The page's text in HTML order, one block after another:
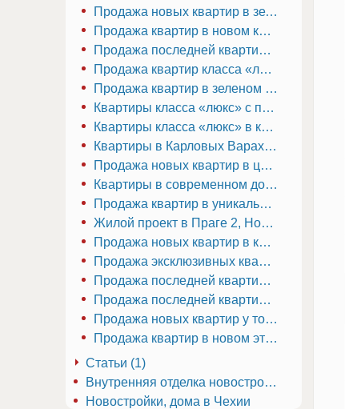
Продажа новых квартир в зеленом районе в Праге 10
Продажа квартир в новом комплексе в 10 мин. езды от станции метро
Продажа последней квартиры в новой резиденции на окраине природного парка
Продажа квартир класса «люкс» в центре города — Прага 3, Жижков
Продажа квартир в зеленом районе Праги 10
Квартиры класса «люкс» с прекрасным видом на исторический центр Праги
Квартиры класса «люкс» в курортном центре Карловых Вар
Квартиры в Карловых Варах по самой привлекательной стоимости
Продажа новых квартир в центре города Мост
Квартиры в современном доме в Хомутове
Продажа квартир в уникальном ареале в центре города
Жилой проект в Праге 2, Новый Город
Продажа новых квартир в комплексе в Праге 5
Продажа эксклюзивных квартир в центре города — Прага 1, Малая Страна в Чехии
Продажа последней квартиры в комплексе в Праге 5
Продажа последней квартиры в комплексе вблизи парка в Чехии
Продажа новых квартир у торгового центра вблизи станции метро в Праге в Чехии
Продажа квартир в новом этапе проекта в Праге 9 в Чехии
Статьи (1)
Золотая земля в Чехии, в чем ее секрет?
Внутренняя отделка новостроек в Чехии
Новостройки, дома в Чехии